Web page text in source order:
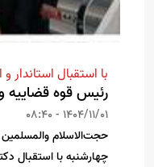
با استقبال استاندار
رئیس قوه قضاییه
1404/11/01 - 08:40
حجت‌الاسلام
چهارشنبه با استقبال